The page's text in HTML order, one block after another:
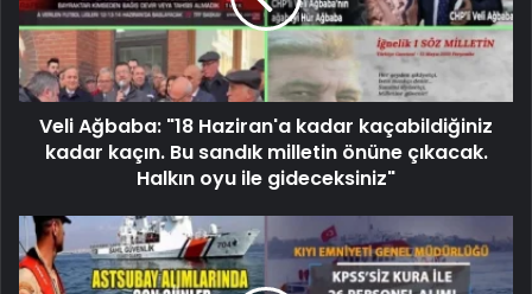
Veli Ağbaba: "18 Haziran'a kadar kaçabildiğiniz
kadar kaçın. Bu sandık milletin önüne çıkacak.
Halkın oyu ile gideceksiniz"